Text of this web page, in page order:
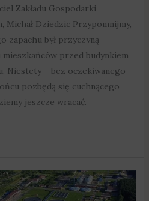
Zakładu Gospodarki
Michał Dziedzic Przypomnijmy,
zapachu był przyczyną
przed budynkiem
Niestety – bez oczekiwanego
pozbędą się cuchnącego
jeszcze wracać.